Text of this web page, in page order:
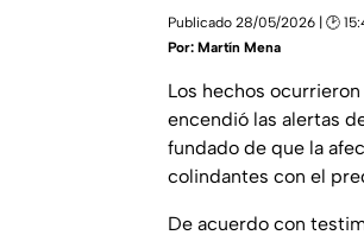
Publicado 28/05/2026 | 🕑
Por: Martín Mena
Los hechos
encendió las alertas
fundado de que la
colindantes con el
De acuerdo con